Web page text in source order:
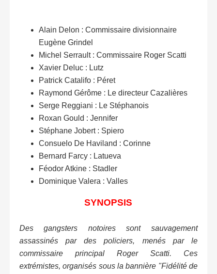
Alain Delon : Commissaire divisionnaire
Eugène Grindel
Michel Serrault : Commissaire Roger Scatti
Xavier Deluc : Lutz
Patrick Catalifo : Péret
Raymond Gérôme : Le directeur Cazalières
Serge Reggiani : Le Stéphanois
Roxan Gould : Jennifer
Stéphane Jobert : Spiero
Consuelo De Haviland : Corinne
Bernard Farcy : Latueva
Féodor Atkine : Stadler
Dominique Valera : Valles
SYNOPSIS
Des gangsters notoires sont sauvagement
assassinés par des policiers, menés par le
commissaire principal Roger Scatti. Ces
extrémistes, organisés sous la bannière "Fidélité de